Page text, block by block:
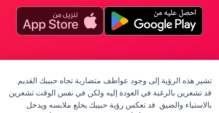
تشير هذه الرؤية إلى وجود عواطف متضاربة تجاه حبيبك القديم.
قد تشعرين بالرغبة في العودة إليه ولكن في نفس الوقت تشعرين
بالاستياء والضيق. قد تعكس رؤية حبيبك يخلع ملابسه ويدخل